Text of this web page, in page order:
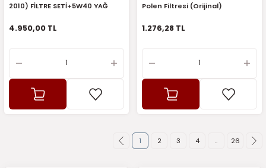
2010) FİLTRE SETİ+5W40 YAĞ
4.950,00 TL
Polen Filtresi (Orijinal)
1.276,28 TL
1 2 3 4 .. 26